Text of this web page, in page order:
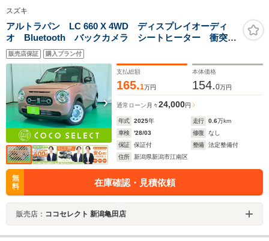
スズキ
アルトラパン LC 660 X 4WD ディスプレイオーディ
オ Bluetooth バックカメラ シートヒーター 衝突被
害軽減ブレーキコーナーセンサー ESC USB アイド
リングストップ 4WD
販売店保証 購入プラン付
支払総額
165.1万円
本体価格
154.0万円
通常ローン 月々24,000円
年式 2025年 走行 0.6万km
車検
'28/03 修復
なし
保証
保証付 整備
法定整備付
住所
新潟県新潟市江南区
無
料
在庫確認・見積依頼
販売店： ココセレクト 新潟亀田店